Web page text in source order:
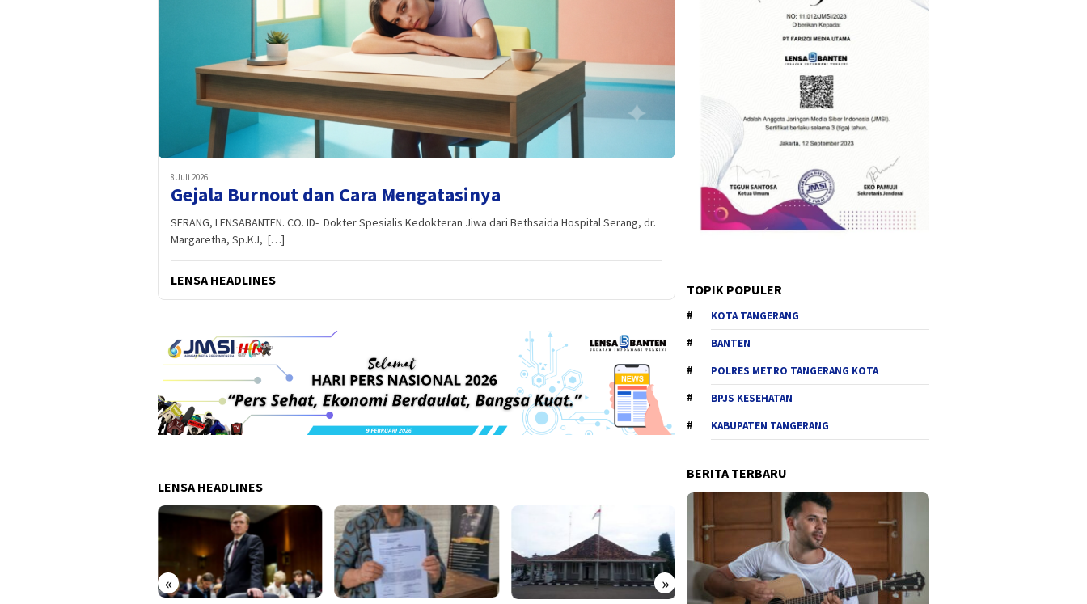
8 Juli 2026
Gejala Burnout dan Cara Mengatasinya
SERANG, LENSABANTEN. CO. ID- Dokter Spesialis Kedokteran Jiwa dari Bethsaida Hospital Serang, dr.
Margaretha, Sp.KJ, […]
LENSA HEADLINES
LENSA HEADLINES
« »
TOPIK POPULER
KOTA TANGERANG
BANTEN
POLRES METRO TANGERANG KOTA
BPJS KESEHATAN
KABUPATEN TANGERANG
BERITA TERBARU